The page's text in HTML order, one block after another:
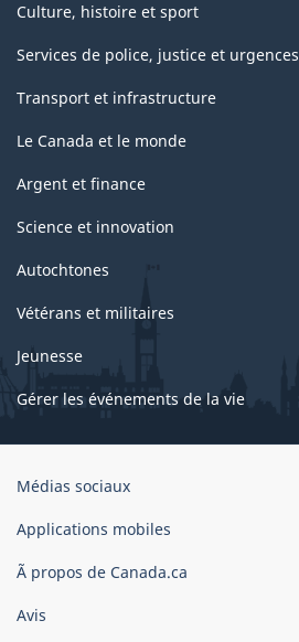
Culture, histoire et sport
Services de police, justice et urgences
Transport et infrastructure
Le Canada et le monde
Argent et finance
Science et innovation
Autochtones
Vétérans et militaires
Jeunesse
Gérer les événements de la vie
Organisation
gouvernement
Canada
Médias sociaux
Applications mobiles
Ã propos de Canada.ca
Avis